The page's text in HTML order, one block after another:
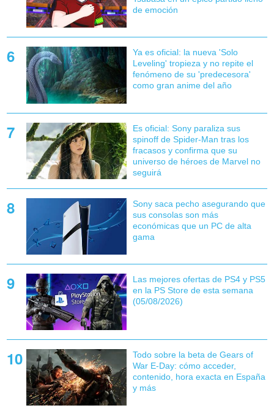
de emoción
Ya es oficial: la nueva 'Solo
Leveling' tropieza y no repite el
fenómeno de su 'predecesora'
como gran anime del año
Es oficial: Sony paraliza sus
spinoff de Spider-Man tras los
fracasos y confirma que su
universo de héroes de Marvel no
seguirá
Sony saca pecho asegurando que
sus consolas son más
económicas que un PC de alta
gama
Las mejores ofertas de PS4 y PS5
en la PS Store de esta semana
(05/08/2026)
Todo sobre la beta de Gears of
War E-Day: cómo acceder,
contenido, hora exacta en España
y más